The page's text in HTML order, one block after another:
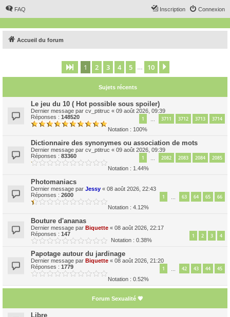
FAQ Connexion
Inscription
Accueil du forum
Page 1sur10
1 2 3 4 5 10
Sujets récents
Le jeu du 10 ( Hot possible sous spoiler)
Dernier message par cv_ptitruc « 09 août 2026, 09:39
Réponses : 148520 1 3711 3712 3713 3714
Notation : 100%
Dictionnaire des synonymes ou association de mots
Dernier message par cv_ptitruc « 09 août 2026, 09:39
Réponses : 83360 1 2082 2083 2084 2085
Notation : 1.44%
Photomaniacs
Dernier message par Jessy « 08 août 2026, 22:43
Réponses : 2600 1 63 64 65 66
Notation : 4.12%
Bouture d'ananas
Dernier message par Biquette « 08 août 2026, 22:17
Réponses : 147 1 2 3 4
Notation : 0.38%
Papotage autour du jardinage
Dernier message par Biquette « 08 août 2026, 21:20
Réponses : 1779 1 42 43 44 45
Notation : 0.52%
Forum Sexualité 💗
Libre